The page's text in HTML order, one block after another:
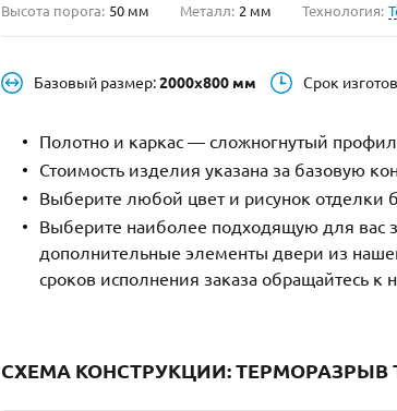
Высота порога: 50 мм Металл: 2 мм Технология:
Базовый размер:2000х800 мм Срок
Полотно и каркас — сложногнутый
Стоимость изделия указана за базовую
Выберите любой цвет и рисунок отделки
Выберите наиболее подходящую для вас
дополнительные элементы двери из
сроков исполнения заказа обращайтесь к
СХЕМА КОНСТРУКЦИИ: ТЕРМОРАЗРЫВ